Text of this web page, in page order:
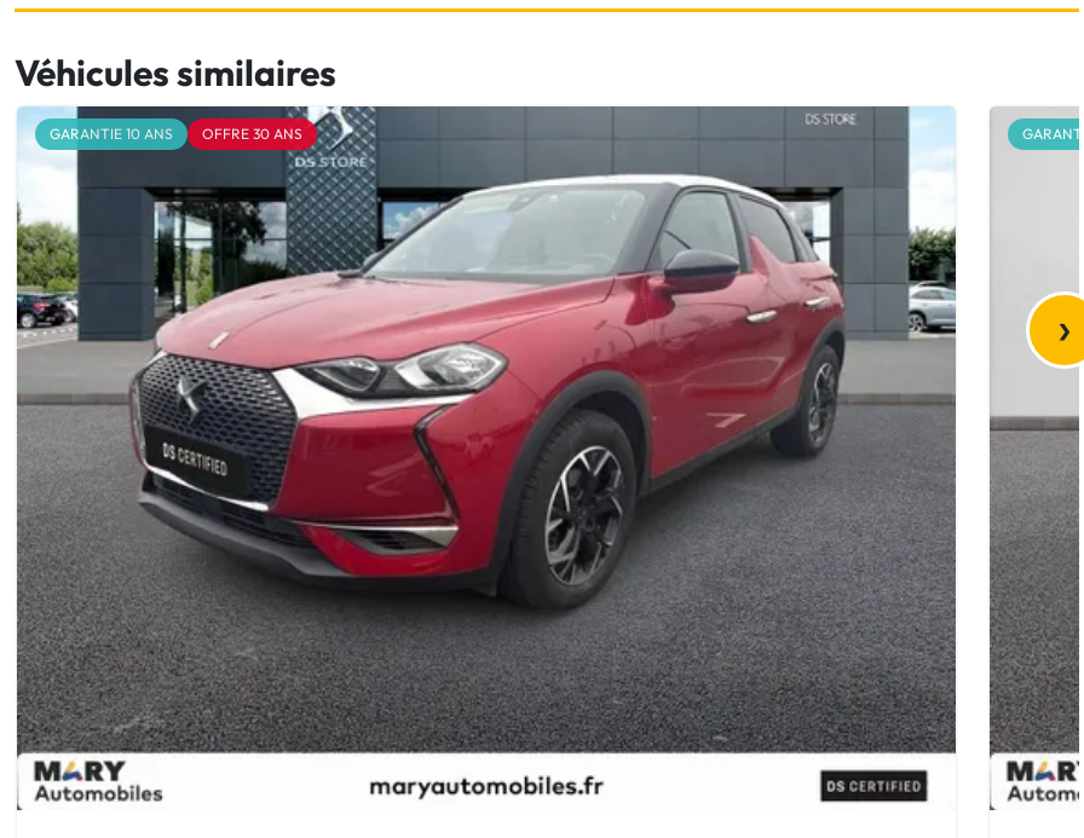
Véhicules similaires
GARANTIE 10 ANS OFFRE 30 ANS
›